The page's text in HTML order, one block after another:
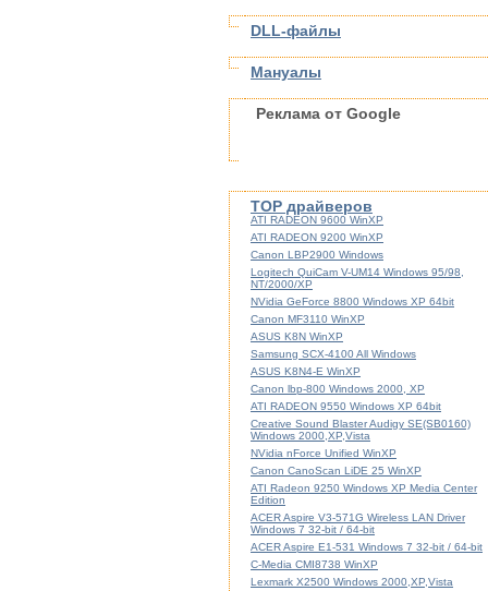
DLL-файлы
Мануалы
Реклама от Google
TOP драйверов
ATI RADEON 9600 WinXP
ATI RADEON 9200 WinXP
Canon LBP2900 Windows
Logitech QuiCam V-UM14 Windows 95/98,
NT/2000/XP
NVidia GeForce 8800 Windows XP 64bit
Canon MF3110 WinXP
ASUS K8N WinXP
Samsung SCX-4100 All Windows
ASUS K8N4-E WinXP
Canon lbp-800 Windows 2000, XP
ATI RADEON 9550 Windows XP 64bit
Creative Sound Blaster Audigy SE(SB0160)
Windows 2000,XP,Vista
NVidia nForce Unified WinXP
Canon CanoScan LiDE 25 WinXP
ATI Radeon 9250 Windows XP Media Center
Edition
ACER Aspire V3-571G Wireless LAN Driver
Windows 7 32-bit / 64-bit
ACER Aspire E1-531 Windows 7 32-bit / 64-bit
C-Media CMI8738 WinXP
Lexmark X2500 Windows 2000,XP,Vista